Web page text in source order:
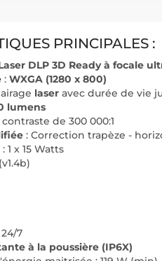
PRINCIPALES :
DLP 3D Ready à focale
: WXGA (1280 x 800)
laser avec durée de vie
lumens
de 300 000:1
: Correction trapèze -
1 x 15 Watts
7
à la poussière (IP6X)